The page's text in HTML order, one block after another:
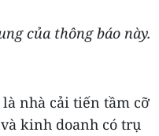
của thông báo này.
là nhà cải tiến tầm cỡ
kinh doanh có trụ